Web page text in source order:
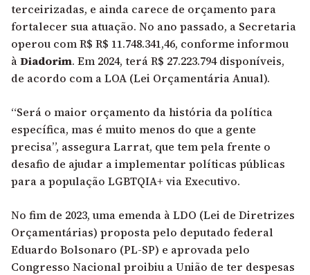
terceirizadas, e ainda carece de orçamento para
fortalecer sua atuação. No ano passado, a Secretaria
operou com R$ R$ 11.748.341,46, conforme informou
àDiadorim. Em 2024, terá R$ 27.223.794 disponíveis,
de acordo com aLOA (Lei Orçamentária Anual).
“Será o maior orçamento da história da política
específica, mas é muito menos do que a gente
precisa”, assegura Larrat, que tem pela frente o
desafio de ajudar a implementar políticas públicas
para a população LGBTQIA+ via Executivo.
No fim de 2023, uma emenda à LDO (Lei de Diretrizes
Orçamentárias) proposta pelo deputado federal
Eduardo Bolsonaro (PL-SP) e aprovada pelo
Congresso Nacional proibiu a União de ter despesas